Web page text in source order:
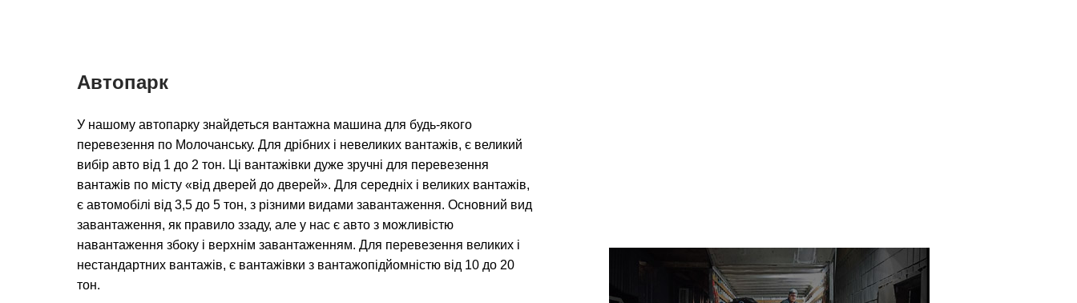
Автопарк
У нашому автопарку знайдеться вантажна машина для будь-якого
перевезення по Молочанську. Для дрібних і невеликих вантажів, є великий
вибір авто від 1 до 2 тон. Ці вантажівки дуже зручні для перевезення
вантажів по місту «від дверей до дверей». Для середніх і великих вантажів,
є автомобілі від 3,5 до 5 тон, з різними видами завантаження. Основний вид
завантаження, як правило ззаду, але у нас є авто з можливістю
навантаження збоку і верхнім завантаженням. Для перевезення великих і
нестандартних вантажів, є вантажівки з вантажопідйомністю від 10 до 20
тон.